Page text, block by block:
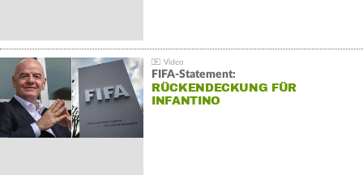
FIFA-Statement:
RÜCKENDECKUNG FÜR
INFANTINO